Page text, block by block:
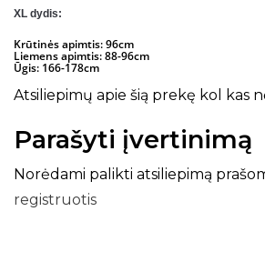
XL dydis:
Krūtinės apimtis: 96cm
Liemens apimtis: 88-96cm
Ūgis: 166-178cm
Atsiliepimų apie šią prekę kol kas
Parašyti įvertinimą
Norėdami palikti atsiliepimą
registruotis